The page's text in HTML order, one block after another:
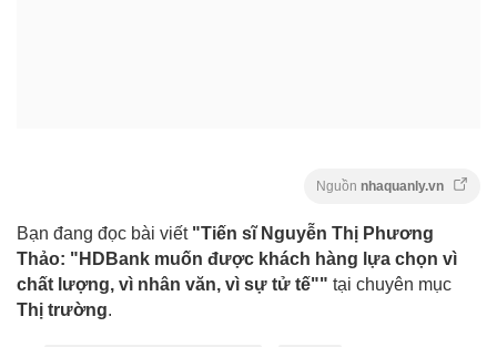
Nguồn nhaquanly.vn
Bạn đang đọc bài viết "Tiến sĩ Nguyễn Thị Phương
Thảo: "HDBank muốn được khách hàng lựa chọn vì
chất lượng, vì nhân văn, vì sự tử tế"" tại chuyên mục
Thị trường.